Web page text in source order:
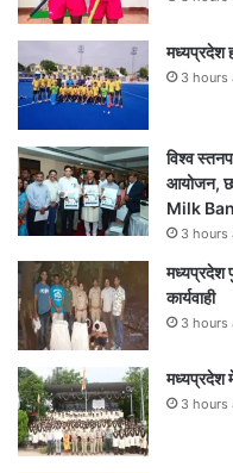
मध्यप्रदेश
3 hours
विश्व
आयोजन,
Milk
3 hours
मध्यप्रदेश
कार्यवाही
3 hours
मध्यप्रदेश
3 hours